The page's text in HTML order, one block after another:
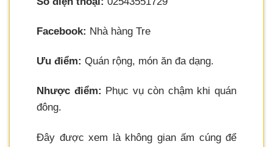
Facebook: Nhà hàng Tre
Ưu điểm: Quán rộng, món ăn đa dạng.
Nhược điểm: Phục vụ còn chậm khi quán
đông.
Đây được xem là không gian ấm cúng để